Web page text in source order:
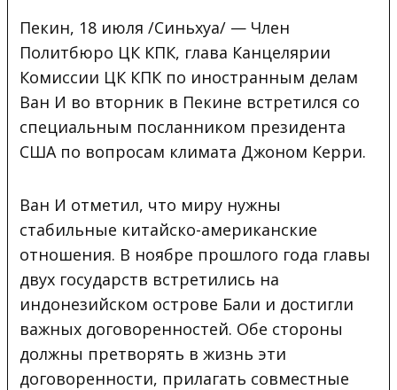
Пекин, 18 июля /Синьхуа/ — Член
Политбюро ЦК КПК, глава Канцелярии
Комиссии ЦК КПК по иностранным делам
Ван И во вторник в Пекине встретился со
специальным посланником президента
США по вопросам климата Джоном Керри.
Ван И отметил, что миру нужны
стабильные китайско-американские
отношения. В ноябре прошлого года главы
двух государств встретились на
индонезийском острове Бали и достигли
важных договоренностей. Обе стороны
должны претворять в жизнь эти
договоренности, прилагать совместные